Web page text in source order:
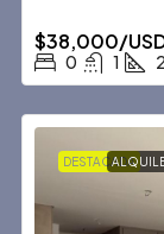
$38,000/
0 1
DESTACADA